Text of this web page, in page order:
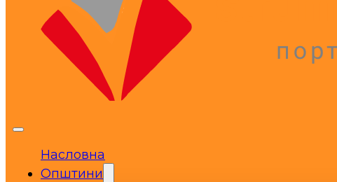
Насловна
Општини